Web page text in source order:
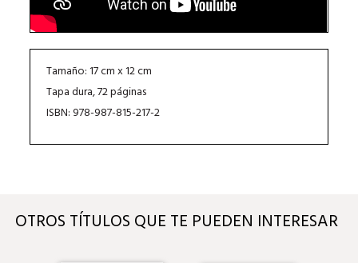
Tamaño: 17 cm x 12 cm
Tapa dura, 72 páginas
ISBN: 978-987-815-217-2
OTROS TÍTULOS QUE TE PUEDEN INTERESAR